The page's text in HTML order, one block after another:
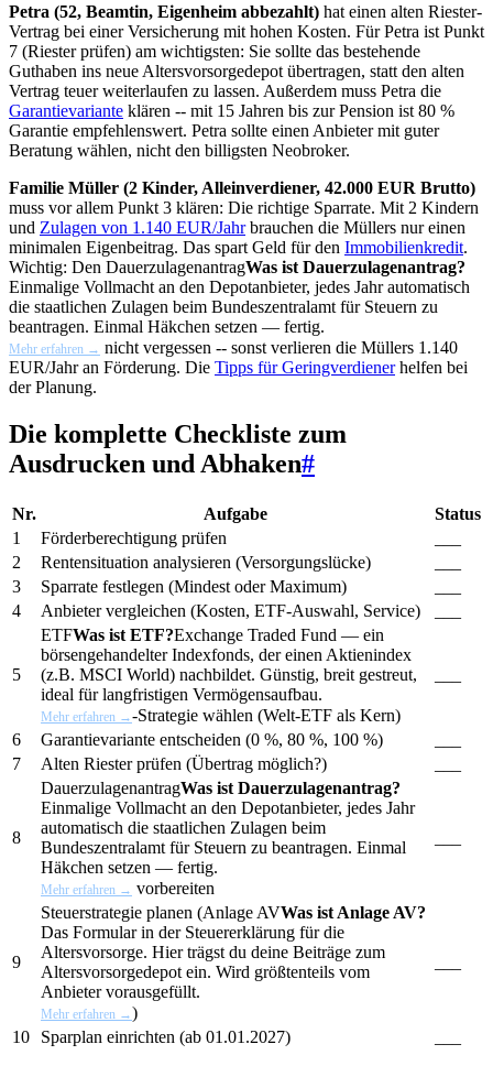
Petra (52, Beamtin, Eigenheim abbezahlt) hat einen alten Riester-
Vertrag bei einer Versicherung mit hohen Kosten. Für Petra ist Punkt
7 (Riester prüfen) am wichtigsten: Sie sollte das bestehende
Guthaben ins neue Altersvorsorgedepot übertragen, statt den alten
Vertrag teuer weiterlaufen zu lassen. Außerdem muss Petra die
Garantievariante klären -- mit 15 Jahren bis zur Pension ist 80 %
Garantie empfehlenswert. Petra sollte einen Anbieter mit guter
Beratung wählen, nicht den billigsten Neobroker.
Familie Müller (2 Kinder, Alleinverdiener, 42.000 EUR Brutto)
muss vor allem Punkt 3 klären: Die richtige Sparrate. Mit 2 Kindern
und Zulagen von 1.140 EUR/Jahrbrauchen die Müllers nur einen
minimalen Eigenbeitrag. Das spart Geld für den Immobilienkredit.
Wichtig: Den DauerzulagenantragWas ist Dauerzulagenantrag?
Einmalige Vollmacht an den Depotanbieter, jedes Jahr automatisch
die staatlichen Zulagen beim Bundeszentralamt für Steuern zu
beantragen. Einmal Häkchen setzen — fertig.
Mehr erfahren → nicht vergessen -- sonst verlieren die Müllers 1.140
EUR/Jahr an Förderung. Die Tipps für Geringverdienerhelfen bei
der Planung.
Die komplette Checkliste zum
Ausdrucken und Abhaken#
Nr. Aufgabe
Status
1
Förderberechtigung prüfen
2
Rentensituation analysieren (Versorgungslücke)
3
Sparrate festlegen (Mindest oder Maximum)
4
Anbieter vergleichen (Kosten, ETF-Auswahl, Service)
5
ETFWas ist ETF?Exchange Traded Fund — ein
börsengehandelter Indexfonds, der einen Aktienindex
(z.B. MSCI World) nachbildet. Günstig, breit gestreut,
ideal für langfristigen Vermögensaufbau.
Mehr erfahren →-Strategie wählen (Welt-ETF als Kern)
6 Garantievariante entscheiden (0 %, 80 %, 100 %)
7
Alten Riester prüfen (Übertrag möglich?)
8
DauerzulagenantragWas ist Dauerzulagenantrag?
Einmalige Vollmacht an den Depotanbieter, jedes Jahr
automatisch die staatlichen Zulagen beim
Bundeszentralamt für Steuern zu beantragen. Einmal
Häkchen setzen — fertig.
Mehr erfahren → vorbereiten
9
Steuerstrategie planen (Anlage AVWas ist Anlage AV?
Das Formular in der Steuererklärung für die
Altersvorsorge. Hier trägst du deine Beiträge zum
Altersvorsorgedepot ein. Wird größtenteils vom
Anbieter vorausgefüllt.
Mehr erfahren →)
10 Sparplan einrichten (ab 01.01.2027)